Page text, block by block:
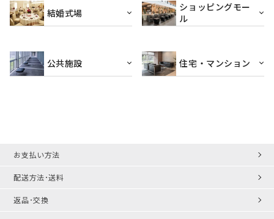
結婚式場
ショッピングモー
ル
公共施設 住宅・マンション
お支払い方法
配送方法･送料
返品･交換